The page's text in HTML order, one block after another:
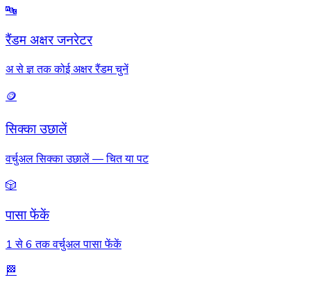
🔤
रैंडम अक्षर जनरेटर
अ से ज्ञ तक कोई अक्षर रैंडम चुनें
🪙
सिक्का उछालें
वर्चुअल सिक्का उछालें — चित या पट
🎲
पासा फेंकें
1 से 6 तक वर्चुअल पासा फेंकें
🏁